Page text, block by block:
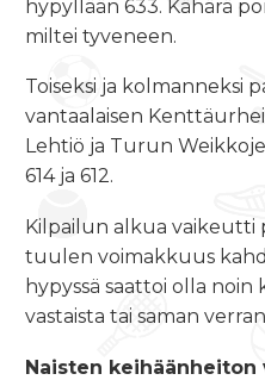
hypyllään 633. Kähärä
miltei tyveneen.
Toiseksi ja kolmanneksi
vantaalaisen
Lehtiö ja Turun
614 ja 612.
Kilpailun alkua vaikeutti
tuulen voimakkuus
hypyssä saattoi olla noin
vastaista tai saman
Naisten keihäänheiton